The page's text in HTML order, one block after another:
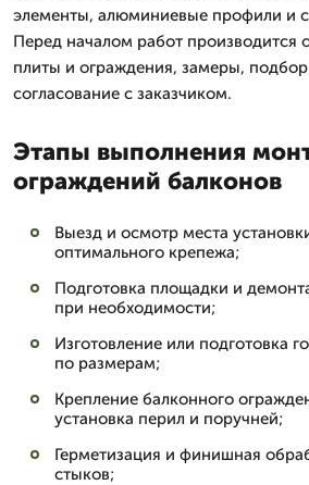
элементы, алюминиевые профили и
Перед началом работ производится
плиты и ограждения, замеры,
согласование с заказчиком.
Этапы выполнения
ограждений балконов
Выезд и осмотр места
оптимального крепежа;
Подготовка площадки и
при необходимости;
Изготовление или подготовка
по размерам;
Крепление балконного
установка перил и поручней;
Герметизация и финишная
стыков;